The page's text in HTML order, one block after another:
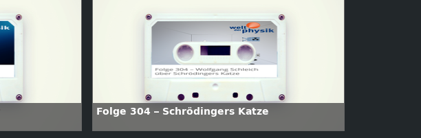
Folge 304 – Schrödingers Katze